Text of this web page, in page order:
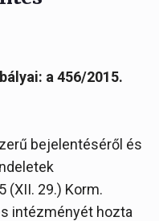
a 456/2015.
bejelentéséről és
(XII. 29.) Korm.
intézményét hozta